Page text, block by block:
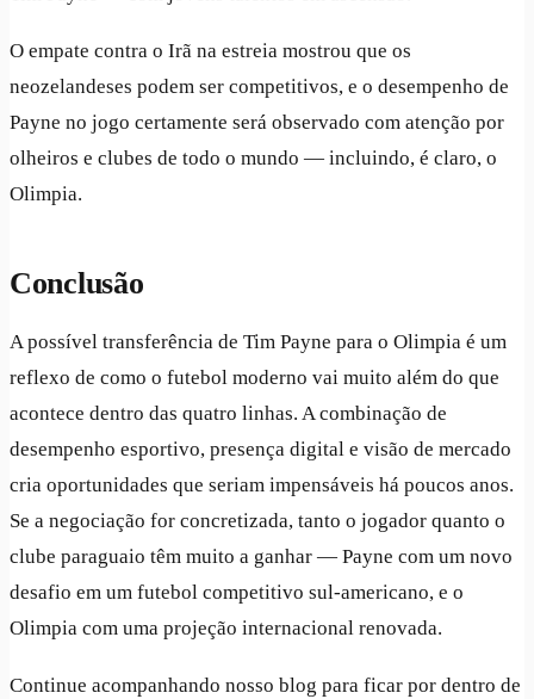
O empate contra o Irã na estreia mostrou que os
neozelandeses podem ser competitivos, e o desempenho de
Payne no jogo certamente será observado com atenção por
olheiros e clubes de todo o mundo — incluindo, é claro, o
Olimpia.
Conclusão
A possível transferência de Tim Payne para o Olimpia é um
reflexo de como o futebol moderno vai muito além do que
acontece dentro das quatro linhas. A combinação de
desempenho esportivo, presença digital e visão de mercado
cria oportunidades que seriam impensáveis há poucos anos.
Se a negociação for concretizada, tanto o jogador quanto o
clube paraguaio têm muito a ganhar — Payne com um novo
desafio em um futebol competitivo sul-americano, e o
Olimpia com uma projeção internacional renovada.
Continue acompanhando nosso blog para ficar por dentro de